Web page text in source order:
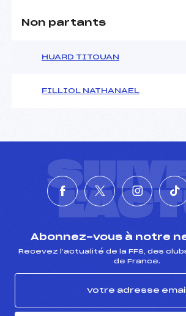
Non partants
HUARD TITOUAN
FILLIOL NATHANAEL
Abonnez-vous à notre
Recevez l’actualité de la FFS, des
de France.